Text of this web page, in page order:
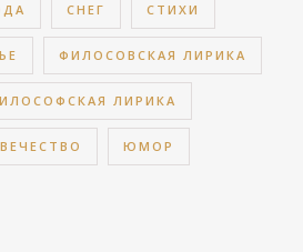
СНЕГ СТИХИ
ФИЛОСОВСКАЯ ЛИРИКА
ЛИРИКА
ЮМОР